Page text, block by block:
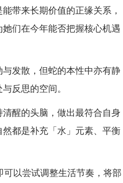
带来长期价值的正缘关系，
们在今年能否把握核心机遇
发散，但蛇的本性中亦有静
反思的空间。
醒的头脑，做出最符合自身
都是补充「水」元素、平衡
以尝试调整生活节奏，将部